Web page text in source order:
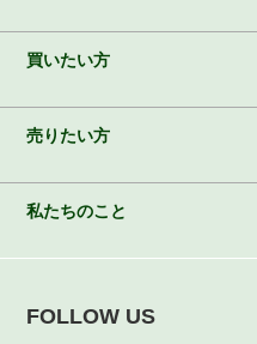
買いたい方
売りたい方
私たちのこと
FOLLOW US